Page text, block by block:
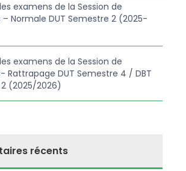
examens de la Session de
Normale DUT Semestre 2 (2025-
examens de la Session de
Rattrapage DUT Semestre 4 / DBT
(2025/2026)
récents